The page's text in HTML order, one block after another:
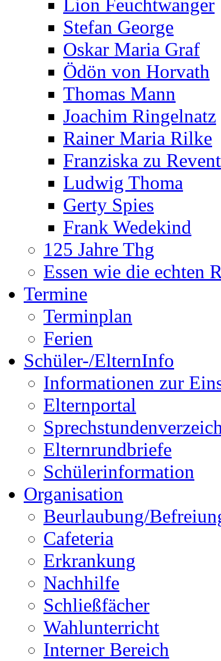
Lion Feuchtwanger
Stefan George
Oskar Maria Graf
Ödön von Horvath
Thomas Mann
Joachim Ringelnatz
Rainer Maria Rilke
Franziska zu
Ludwig Thoma
Gerty Spies
Frank Wedekind
125 Jahre Thg
Essen wie die echten
Termine
Terminplan
Ferien
Schüler-/ElternInfo
Informationen zur
Elternportal
Elternrundbriefe
Schülerinformation
Organisation
Beurlaubung/
Cafeteria
Erkrankung
Nachhilfe
Schließfächer
Wahlunterricht
Interner Bereich